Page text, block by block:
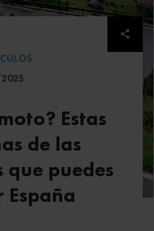
Estas
de las
que puedes
España